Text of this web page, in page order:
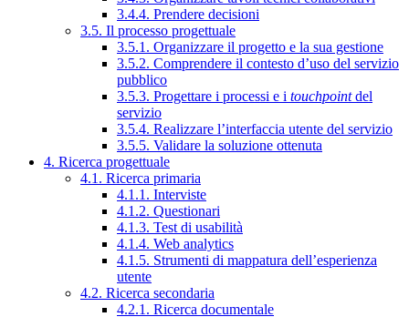
3.4.4. Prendere decisioni
3.5. Il processo progettuale
3.5.1. Organizzare il progetto e la sua gestione
3.5.2. Comprendere il contesto d’uso del servizio
pubblico
3.5.3. Progettare i processi e i touchpointdel
servizio
3.5.4. Realizzare l’interfaccia utente del servizio
3.5.5. Validare la soluzione ottenuta
4. Ricerca progettuale
4.1. Ricerca primaria
4.1.1. Interviste
4.1.2. Questionari
4.1.3. Test di usabilità
4.1.4. Web analytics
4.1.5. Strumenti di mappatura dell’esperienza
utente
4.2. Ricerca secondaria
4.2.1. Ricerca documentale